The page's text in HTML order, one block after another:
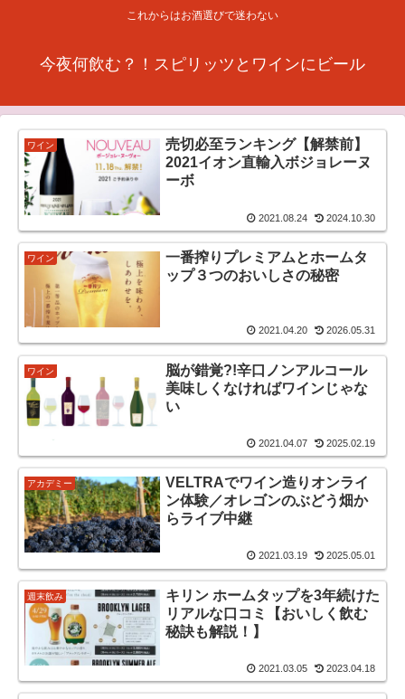
これからはお酒選びで迷わない
今夜何飲む？！スピリッツとワインにビール
ワイン
売切必至ランキング【解禁前】
2021イオン直輸入ボジョレーヌ
ーボ
2021.08.24 2024.10.30
ワイン
一番搾りプレミアムとホームタ
ップ３つのおいしさの秘密
2021.04.20 2026.05.31
ワイン
脳が錯覚?!辛口ノンアルコール
美味しくなければワインじゃな
い
2021.04.07 2025.02.19
アカデミー
VELTRAでワイン造りオンライ
ン体験／オレゴンのぶどう畑か
らライブ中継
2021.03.19 2025.05.01
週末飲み
キリン ホームタップを3年続けた
リアルな口コミ【おいしく飲む
秘訣も解説！】
2021.03.05 2023.04.18